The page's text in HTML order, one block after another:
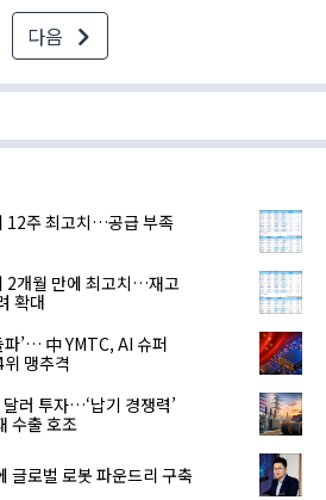
이들은 물류 관련 정부의 지원책을
‘몰라서’ 이용하지 못하고 있는 것으로
나타났다. 중소기업중앙회(이하
중기중앙회)는 수출 중소기업 3..
다음
12주 최고치…공급 부족
2개월 만에 최고치…재고
확대
’… 中 YMTC, AI 슈퍼
맹추격
러 투자…‘납기 경쟁력’
수출 호조
글로벌 로봇 파운드리 구축